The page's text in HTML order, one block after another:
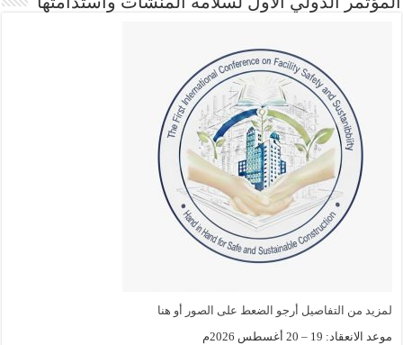
لمزيد من التفاصيل أرجو الضعط على الصور أو هنا
موعد الانعقاد: 19 – 20 أغسطس 2026م